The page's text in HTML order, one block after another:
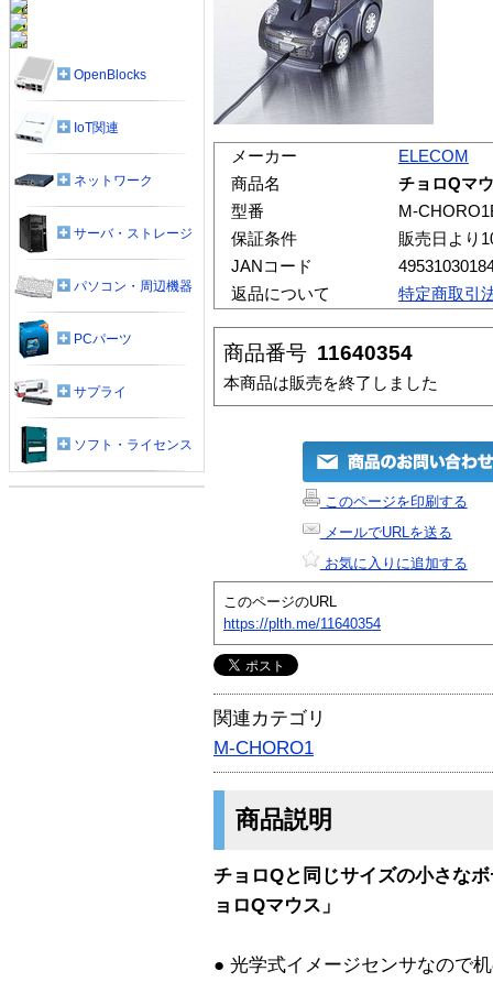
メーカー
ELECOM
商品名
チョロQマ
型番
M-
保証条件
販売日より
JANコード
返品について
特定商取引
商品番号 11640354
本商品は販売を終了しました
このページを印刷する
メールでURLを送る
お気に入りに追加する
このページのURL
https://plth.me/11640354
関連カテゴリ
M-CHORO1
商品説明
チョロQと同じサイズの小さな
ョロQマウス」
● 光学式イメージセンサなので
OpenBlocks
IoT関連
ネットワーク
サーバ・ストレージ
パソコン・周辺機器
PCパーツ
サプライ
ソフト・ライセンス